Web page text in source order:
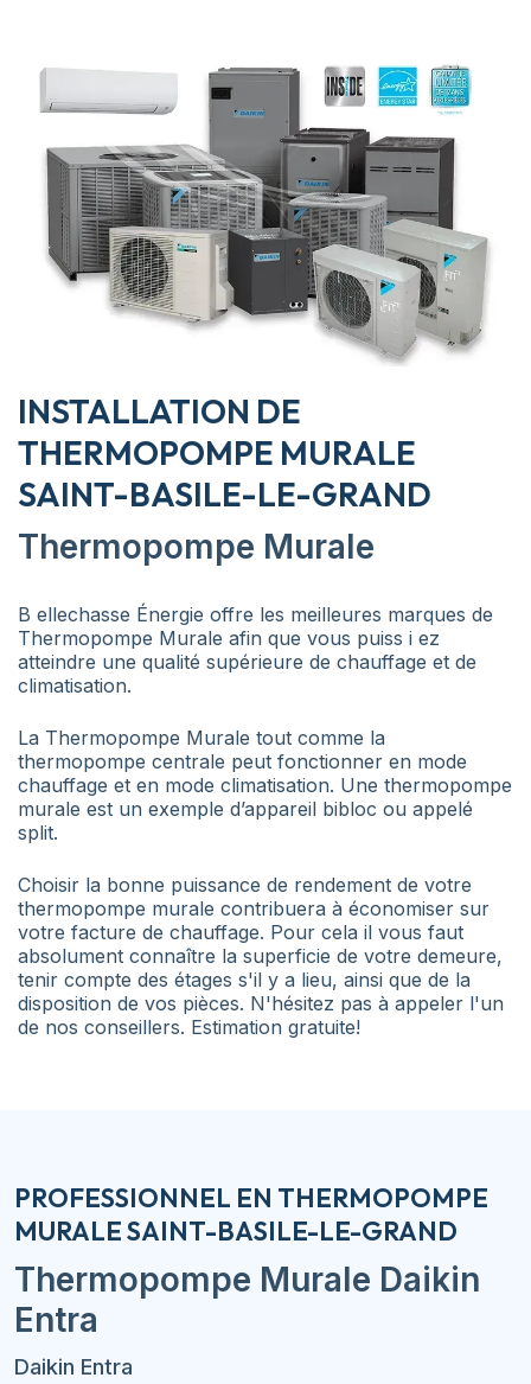
INSTALLATION DE
THERMOPOMPE MURALE
SAINT-BASILE-LE-GRAND
Thermopompe Murale
B ellechasse Énergie offre les meilleures marques de
Thermopompe Murale afin que vous puiss i ez
atteindre une qualité supérieure de chauffage et de
climatisation.
La Thermopompe Murale tout comme la
thermopompe centrale peut fonctionner en mode
chauffage et en mode climatisation. Une thermopompe
murale est un exemple d’appareil bibloc ou appelé
split.
Choisir la bonne puissance de rendement de votre
thermopompe murale contribuera à économiser sur
votre facture de chauffage. Pour cela il vous faut
absolument connaître la superficie de votre demeure,
tenir compte des étages s'il y a lieu, ainsi que de la
disposition de vos pièces. N'hésitez pas à appeler l'un
de nos conseillers. Estimation gratuite!
PROFESSIONNEL EN THERMOPOMPE
MURALE SAINT-BASILE-LE-GRAND
Thermopompe Murale Daikin
Entra
Daikin Entra